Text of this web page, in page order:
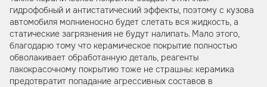
гидрофобный и антистатический эффекты, поэтому с кузова
автомобиля молниеносно будет слетать вся жидкость, а
статические загрязнения не будут налипать. Мало этого,
благодарю тому что керамическое покрытие полностью
обволакивает обработанную деталь, реагенты
лакокрасочному покрытию тоже не страшны: керамика
предотвратит попадание агрессивных составов в